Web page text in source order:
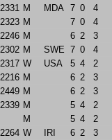
2331 M MDA 7 0
4
2323 M 7 0
4
2246 M 6 2
3
2302 M SWE 7 0
4
2317 W USA 5 4
2
2216 M 6 2
3
2449 M 6 2
3
2339 M 5 4
2
M 5 4
2
2264 W IRI 6 2
3